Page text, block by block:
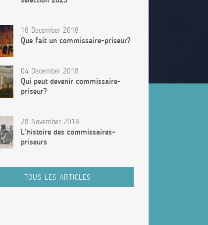
18 December 2018
Que fait un commissaire-priseur?
04 December 2018
Qui peut devenir commissaire-
priseur?
28 November 2018
L’histoire des commissaires-
priseurs
TOUS LES ARTICLES